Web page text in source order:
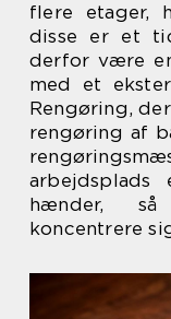
flere etager,
disse er et
derfor være
med et
Rengøring,
rengøring af
hænder,
koncentrere